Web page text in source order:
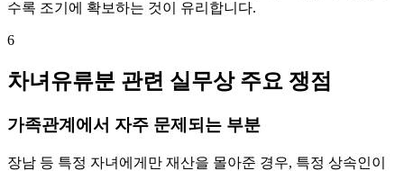
수록 조기에 확보하는 것이 유리합니다.
6
차녀유류분 관련 실무상 주요 쟁점
가족관계에서 자주 문제되는 부분
장남 등 특정 자녀에게만 재산을 몰아준 경우, 특정 상속인이